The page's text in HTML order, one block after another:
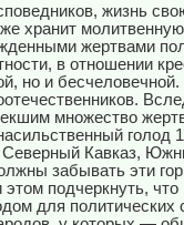
жизнь
хранит
жертвами
в отношении
но и
множество
голод
Северный Кавказ,
забывать эти
подчеркнуть, что
для политических